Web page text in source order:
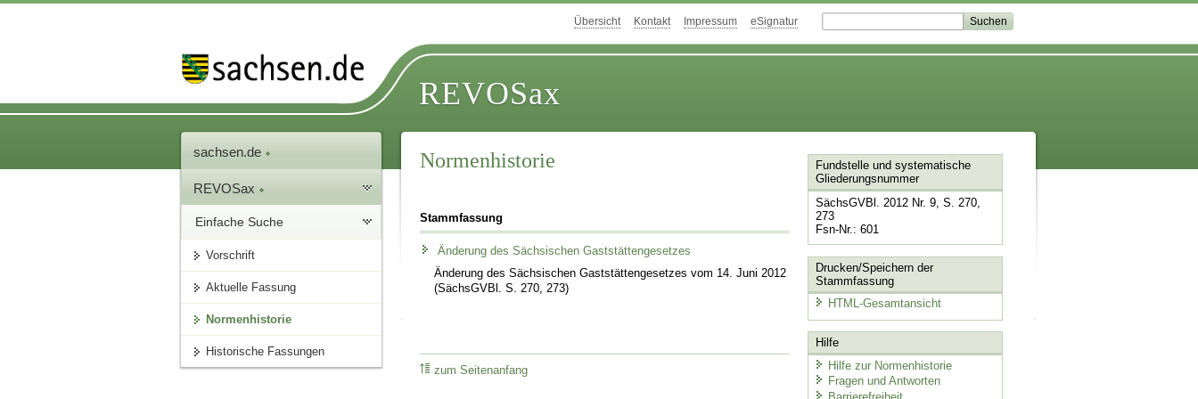
Übersicht Kontakt Impressum eSignatur
REVOSax
sachsen.de
REVOSax
Einfache Suche
Vorschrift
Aktuelle Fassung
Normenhistorie
Historische Fassungen
Normenhistorie
Stammfassung
Änderung des Sächsischen Gaststättengesetzes
Änderung des Sächsischen Gaststättengesetzes vom 14. Juni 2012
(SächsGVBl. S. 270, 273)
zum Seitenanfang
Fundstelle und systematische
Gliederungsnummer
SächsGVBl. 2012 Nr. 9, S. 270,
273
Fsn-Nr.: 601
Drucken/Speichern der
Stammfassung
HTML-Gesamtansicht
Hilfe
Hilfe zur Normenhistorie
Fragen und Antworten